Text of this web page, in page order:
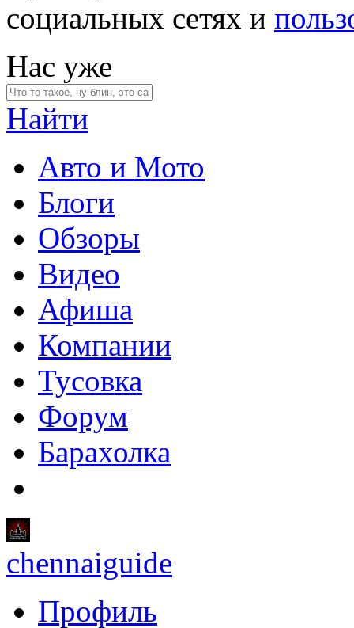
социальных сетях и
Нас уже
Найти
Авто и Мото
Блоги
Обзоры
Видео
Афиша
Компании
Тусовка
Форум
Барахолка
chennaiguide
Профиль